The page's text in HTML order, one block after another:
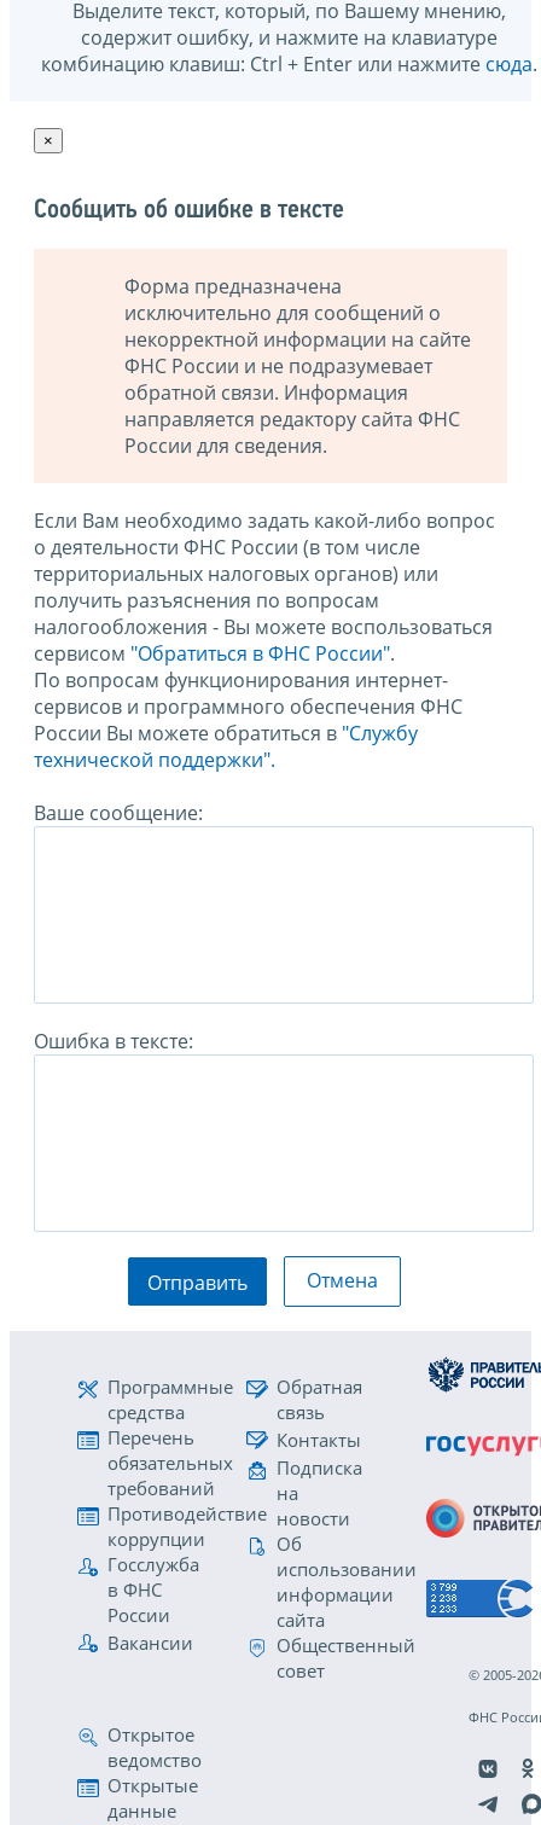
Выделите текст, который, по Вашему мнению,
содержит ошибку, и нажмите на клавиатуре
комбинацию клавиш: Ctrl + Enter или нажмите сюда.
×
Сообщить об ошибке в тексте
Форма предназначена
исключительно для сообщений о
некорректной информации на сайте
ФНС России и не подразумевает
обратной связи. Информация
направляется редактору сайта ФНС
России для сведения.
Если Вам необходимо задать какой-либо вопрос
о деятельности ФНС России (в том числе
территориальных налоговых органов) или
получить разъяснения по вопросам
налогообложения - Вы можете воспользоваться
сервисом "Обратиться в ФНС России".
По вопросам функционирования интернет-
сервисов и программного обеспечения ФНС
России Вы можете обратиться в "Службу
технической поддержки".
Ваше сообщение:
Ошибка в тексте:
Отправить Отмена
Программные
средства
Перечень
обязательных
требований
Противодействие
коррупции
Госслужба
в ФНС
России
Вакансии
Обратная
связь
Контакты
Подписка
на
новости
Об
использовании
информации
сайта
Общественный
совет
Открытое
ведомство
Открытые
данные
© 2005-
ФНС